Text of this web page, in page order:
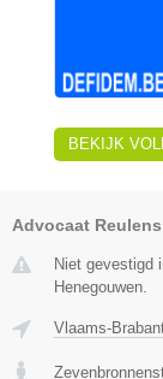
BEKIJK
Advocaat Reulens
Niet gevestigd
Henegouwen.
Vlaams-